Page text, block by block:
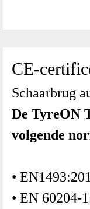
CE-
Schaarbrug
De TyreON
volgende
•
• EN 60204-